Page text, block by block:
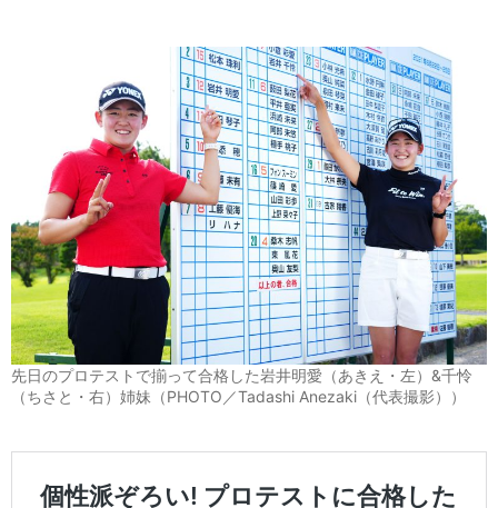
先日のプロテストで揃って合格した岩井明愛（あきえ・左）&千怜
（ちさと・右）姉妹（PHOTO／Tadashi Anezaki（代表撮影））